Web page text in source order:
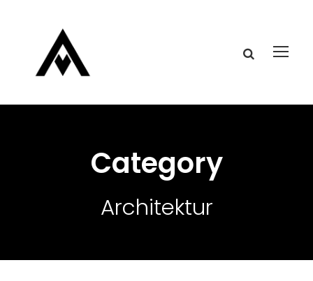
Category
Architektur